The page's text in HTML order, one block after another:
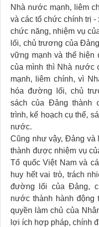
Nhà nước mạnh, liêm
và các tổ chức chính trị -
chức năng, nhiệm vụ
lối, chủ trương của
vững mạnh và thể hiện
của mình thì Nhà nước
mạnh, liêm chính, vì
hóa đường lối, chủ
sách của Đảng thành
trình, kế hoạch cụ thể,
nước.
Cũng như vậy, Đảng và
thành được nhiệm vụ
Tổ quốc Việt Nam và
huy hết vai trò, trách
đường lối của Đảng,
nước thành hành động
quyền làm chủ của
lợi ích hợp pháp, chính